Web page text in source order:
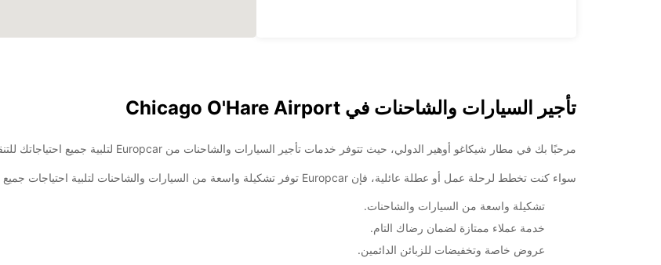
تأجير السيارات والشاحنات في Chicago O'Hare Airport
مرحبًا بك في مطار شيكاغو أوهير الدولي، حيث تتوفر خدمات تأجير السيارات والشاحنات من Europcar لتلبية جميع احتياجاتك للتنقل بسهولة وراحة.
سواء كنت تخطط لرحلة عمل أو عطلة عائلية، فإن Europcar توفر تشكيلة واسعة من السيارات والشاحنات لتلبية احتياجات جميع العملاء.
تشكيلة واسعة من السيارات والشاحنات.
خدمة عملاء ممتازة لضمان رضاك التام.
عروض خاصة وتخفيضات للزبائن الدائمين.